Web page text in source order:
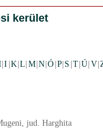
kerület
|I K |L M |N |Ó P S T |Ú V
jud. Harghita